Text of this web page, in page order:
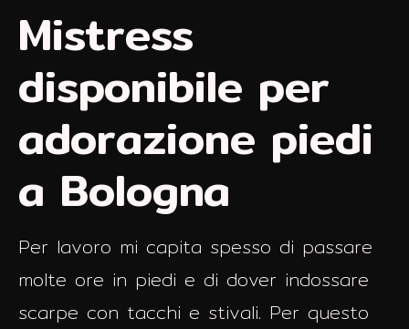
Mistress
disponibile per
adorazione piedi
a Bologna
Per lavoro mi capita spesso di passare
molte ore in piedi e di dover indossare
scarpe con tacchi e stivali. Per questo